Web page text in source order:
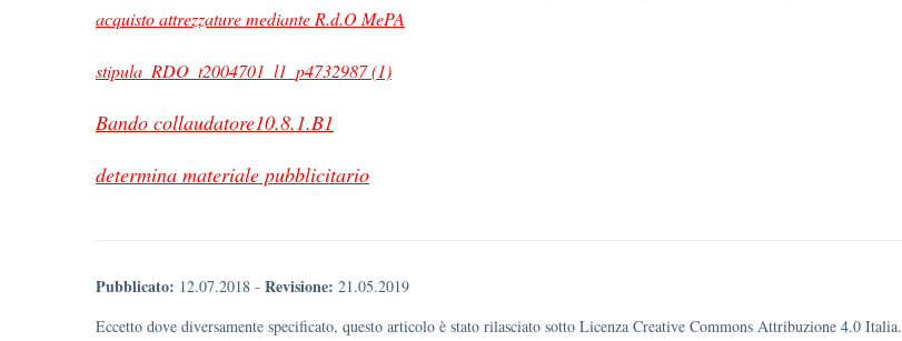
acquisto attrezzature mediante R.d.O MePA
stipula_RDO_t2004701_l1_p4732987 (1)
Bando collaudatore10.8.1.B1
determina materiale pubblicitario
Pubblicato: 12.07.2018 - Revisione: 21.05.2019
Eccetto dove diversamente specificato, questo articolo è stato rilasciato sotto Licenza Creative Commons Attribuzione 4.0 Italia.